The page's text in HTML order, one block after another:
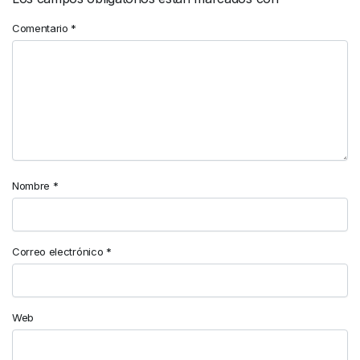
Comentario *
Nombre *
Correo electrónico *
Web